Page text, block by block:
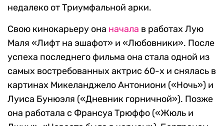
недалеко от Триумфальной арки.
Свою кинокарьеру она начала в работах Лую
Маля «Лифт на эшафот» и «Любовники». После
успеха последнего фильма она стала одной из
самых востребованных актрис 60-х и снялась в
картинах Микеланджело Антониони («Ночь») и
Луиса Бунюэля («Дневник горничной»). Позже
она работала с Франсуа Трюффо («Жюль и